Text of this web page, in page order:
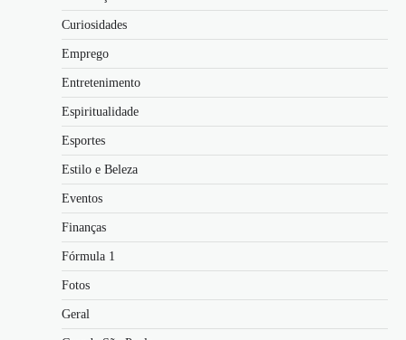
Curiosidades
Emprego
Entretenimento
Espiritualidade
Esportes
Estilo e Beleza
Eventos
Finanças
Fórmula 1
Fotos
Geral